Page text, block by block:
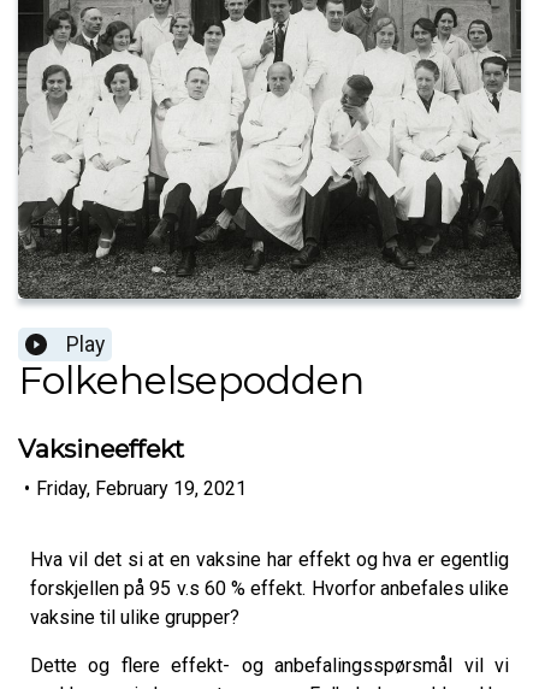
Play
Folkehelsepodden
Vaksineeffekt
• Friday, February 19, 2021
Hva vil det si at en vaksine har effekt og hva er egentlig
forskjellen på 95 v.s 60 % effekt. Hvorfor anbefales ulike
vaksine til ulike grupper?
Dette og flere effekt- og anbefalingsspørsmål vil vi